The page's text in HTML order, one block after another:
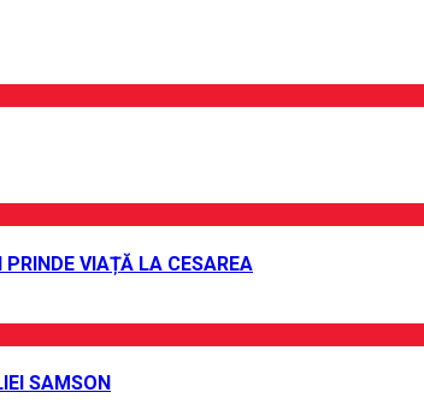
PRINDE VIAȚĂ LA CESAREA
SAMSON